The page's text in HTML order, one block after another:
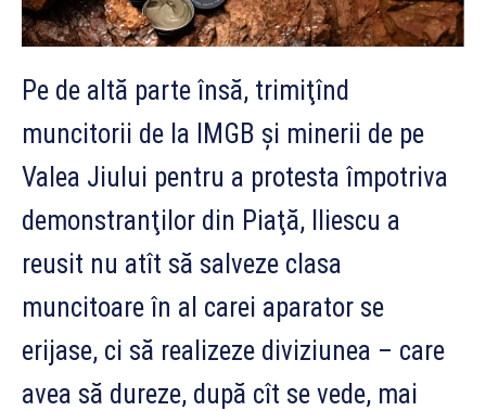
Pe de altă parte însă, trimiţînd
muncitorii de la IMGB şi minerii de pe
Valea Jiului pentru a protesta împotriva
demonstranţilor din Piaţă, Iliescu a
reusit nu atît să salveze clasa
muncitoare în al carei aparator se
erijase, ci să realizeze diviziunea – care
avea să dureze, după cît se vede, mai